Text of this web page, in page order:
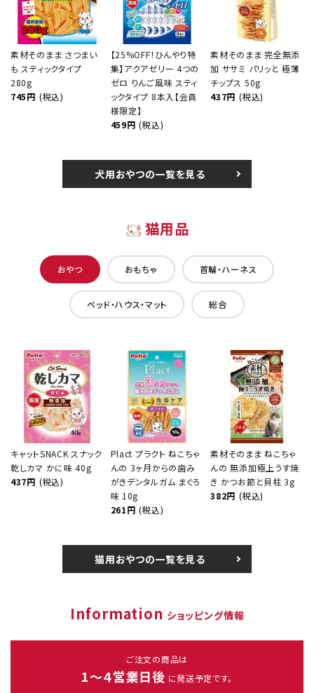
素材そのまま さつまい
も スティックタイプ
280g
745円 (税込)
【25%OFF！ひんやり特
集】アクアゼリー 4つの
ゼロ りんご風味 スティ
ックタイプ 8本入【会員
様限定】
459円 (税込)
素材そのまま 完全無添
加 ササミ パリッと 極薄
チップス 50g
437円 (税込)
犬用おやつの一覧を見る
猫用品
おやつ おもちゃ 首輪・ハーネス
ベッド・ハウス・マット 総合
キャットSNACK スナック
乾しカマ かに味 40g
437円 (税込)
Plact プラクト ねこちゃ
んの 3ヶ月からの歯み
がきデンタルガム まぐろ
味 10g
261円 (税込)
素材そのまま ねこちゃ
んの 無添加極上うす焼
き かつお節と貝柱 3g
382円 (税込)
猫用おやつの一覧を見る
Information ショッピング情報
ご注文の商品は
1～４営業日後 に発送予定です。